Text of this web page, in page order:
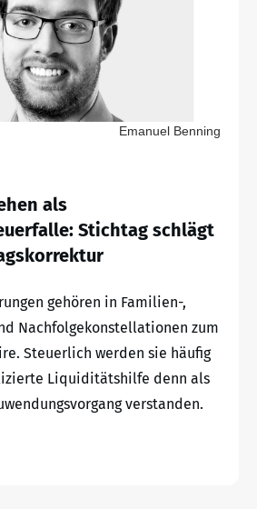
Emanuel Benning
als
Stichtag schlägt
gehören in Familien-,
Nachfolgekonstellationen zum
Steuerlich werden sie häufig
Liquiditätshilfe denn als
verstanden.